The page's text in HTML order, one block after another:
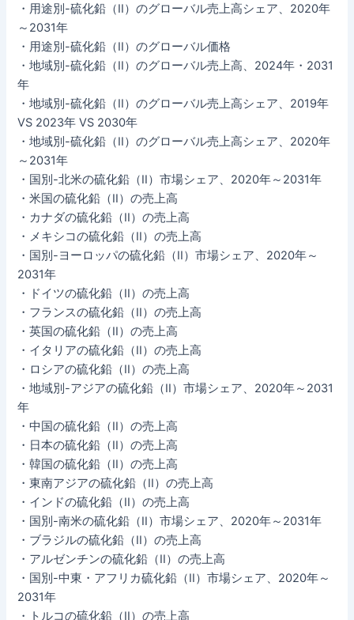
・用途別-硫化鉛（II）のグローバル売上高シェア、2020年
～2031年
・用途別-硫化鉛（II）のグローバル価格
・地域別-硫化鉛（II）のグローバル売上高、2024年・2031
年
・地域別-硫化鉛（II）のグローバル売上高シェア、2019年
VS 2023年 VS 2030年
・地域別-硫化鉛（II）のグローバル売上高シェア、2020年
～2031年
・国別-北米の硫化鉛（II）市場シェア、2020年～2031年
・米国の硫化鉛（II）の売上高
・カナダの硫化鉛（II）の売上高
・メキシコの硫化鉛（II）の売上高
・国別-ヨーロッパの硫化鉛（II）市場シェア、2020年～
2031年
・ドイツの硫化鉛（II）の売上高
・フランスの硫化鉛（II）の売上高
・英国の硫化鉛（II）の売上高
・イタリアの硫化鉛（II）の売上高
・ロシアの硫化鉛（II）の売上高
・地域別-アジアの硫化鉛（II）市場シェア、2020年～2031
年
・中国の硫化鉛（II）の売上高
・日本の硫化鉛（II）の売上高
・韓国の硫化鉛（II）の売上高
・東南アジアの硫化鉛（II）の売上高
・インドの硫化鉛（II）の売上高
・国別-南米の硫化鉛（II）市場シェア、2020年～2031年
・ブラジルの硫化鉛（II）の売上高
・アルゼンチンの硫化鉛（II）の売上高
・国別-中東・アフリカ硫化鉛（II）市場シェア、2020年～
2031年
・トルコの硫化鉛（II）の売上高